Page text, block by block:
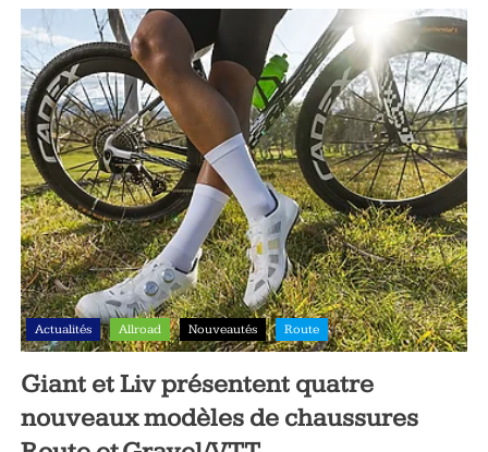
Actualités Allroad Nouveautés Route
Giant et Liv présentent quatre
nouveaux modèles de chaussures